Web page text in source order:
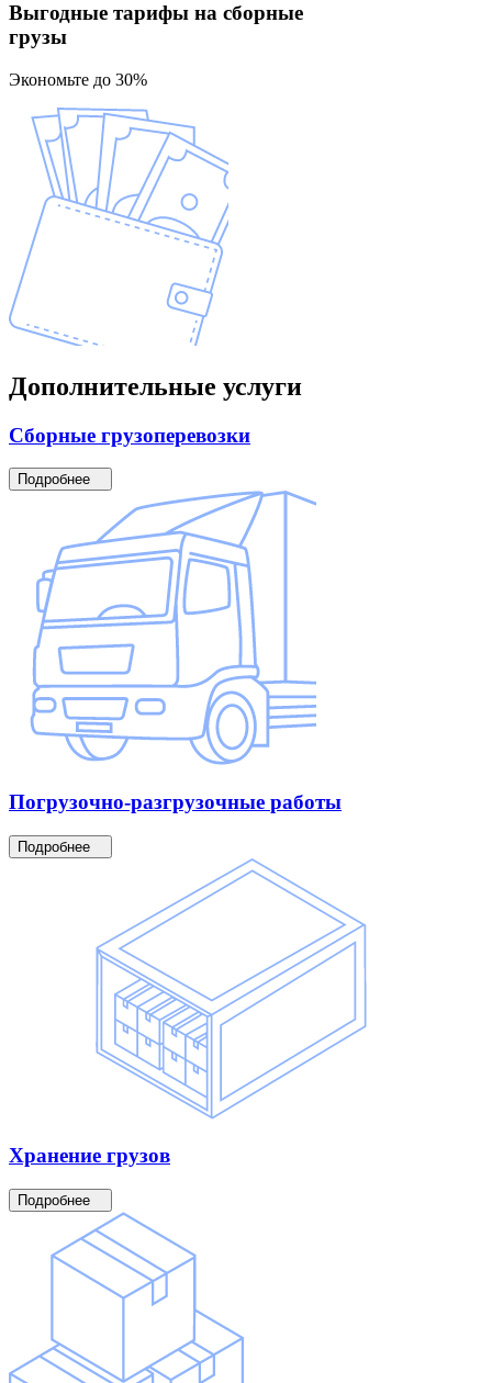
Выгодные тарифы на сборные
грузы
Экономьте до 30%
Дополнительные услуги
Сборные грузоперевозки
Подробнее
Погрузочно-разгрузочные работы
Подробнее
Хранение грузов
Подробнее